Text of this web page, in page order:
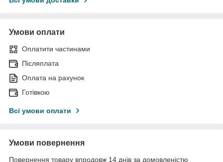
Умови оплати
Оплатити частинами
Післяплата
Оплата на рахунок
Готівкою
Всі умови оплати
Умови повернення
Повернення товару впродовж 14 днів за домовленістю